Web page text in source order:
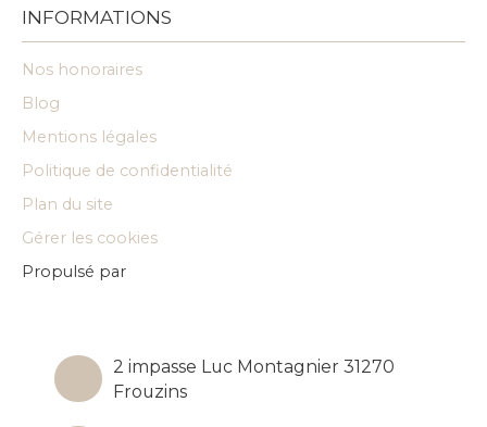
INFORMATIONS
Nos honoraires
Blog
Mentions légales
Politique de confidentialité
Plan du site
Gérer les cookies
Propulsé par
2 impasse Luc Montagnier 31270
Frouzins